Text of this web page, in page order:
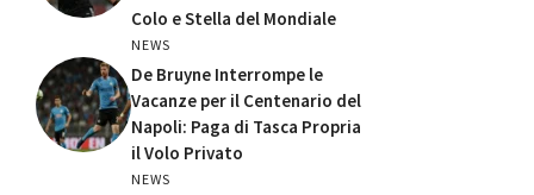
Colo e Stella del Mondiale
NEWS
De Bruyne Interrompe le
Vacanze per il Centenario del
Napoli: Paga di Tasca Propria
il Volo Privato
NEWS